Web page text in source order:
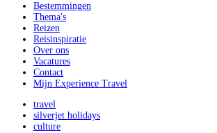
Bestemmingen
Thema's
Reizen
Reisinspiratie
Over ons
Vacatures
Contact
Mijn Experience Travel
travel
silverjet holidays
culture